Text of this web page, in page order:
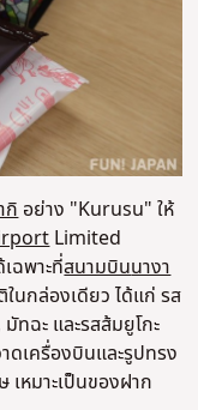
กิอย่าง "Kurusu" ให้
Limited
ฉพาะที่สนามบินนางา
นกล่องเดียว ได้แก่ รส
ทฉะ และรสส้มยูโกะ
เครื่องบินและรูปทรง
เหมาะเป็นของฝาก